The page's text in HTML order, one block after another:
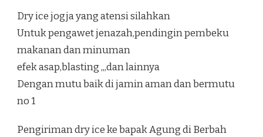
Dry ice jogja yang atensi silahkan
Untuk pengawet jenazah,pendingin pembeku
makanan dan minuman
efek asap,blasting ,,,dan lainnya
Dengan mutu baik di jamin aman dan bermutu
no 1
Pengiriman dry ice ke bapak Agung di Berbah